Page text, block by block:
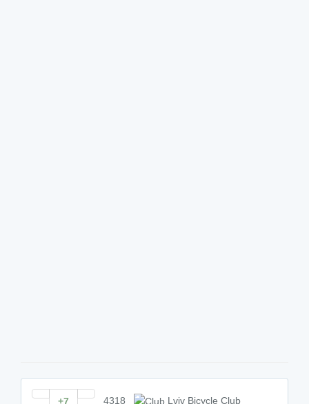
+7 4318 Lviv Bicycle Club